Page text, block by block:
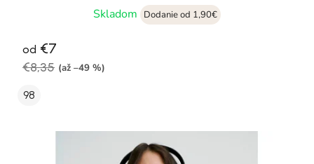
Skladom
Dodanie od 1,90€
od €7
€8,35 (až –49 %)
98